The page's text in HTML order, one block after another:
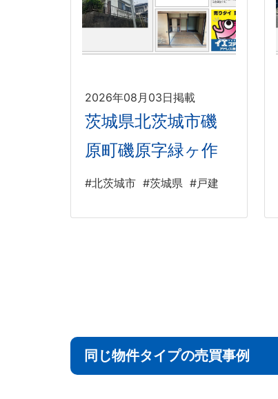
2026年08月03日掲載
茨城県北茨城市磯
原町磯原字緑ヶ作
#北茨城市 #茨城県 #戸建
同じ物件タイプの売買事例